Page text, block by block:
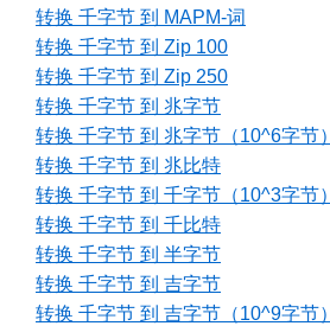
转换 千字节 到 MAPM-词
转换 千字节 到 Zip 100
转换 千字节 到 Zip 250
转换 千字节 到 兆字节
转换 千字节 到 兆字节（10^6字节）
转换 千字节 到 兆比特
转换 千字节 到 千字节（10^3字节）
转换 千字节 到 千比特
转换 千字节 到 半字节
转换 千字节 到 吉字节
转换 千字节 到 吉字节（10^9字节）